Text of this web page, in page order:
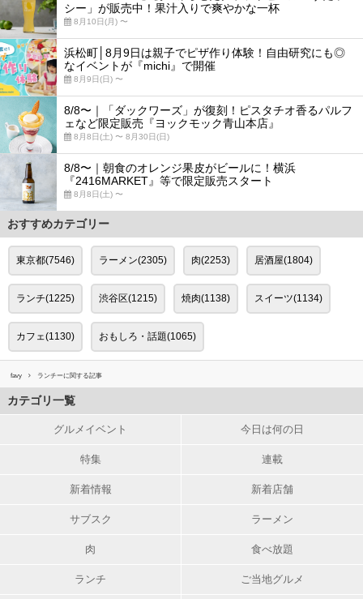
シー」が販売中！果汁入りで爽やかな一杯
8月10日(月) 〜
浜松町│8月9日は親子でピザ作り体験！自由研究にも◎
なイベントが『michi』で開催
8月9日(日) 〜
8/8〜｜「ダックワーズ」が復刻！ピスタチオ香るパルフ
ェなど限定販売『ヨックモック青山本店』
8月8日(土) 〜 8月30日(日)
8/8〜｜朝食のオレンジ果皮がビールに！横浜
『2416MARKET』等で限定販売スタート
8月8日(土) 〜
おすすめカテゴリー
東京都(7546) ラーメン(2305) 肉(2253) 居酒屋(1804)
ランチ(1225) 渋谷区(1215) 焼肉(1138) スイーツ(1134)
カフェ(1130) おもしろ・話題(1065)
favy ランチーに関する記事
カテゴリ一覧
グルメイベント 今日は何の日
特集 連載
新着情報 新着店舗
サブスク ラーメン
肉 食べ放題
ランチ ご当地グルメ